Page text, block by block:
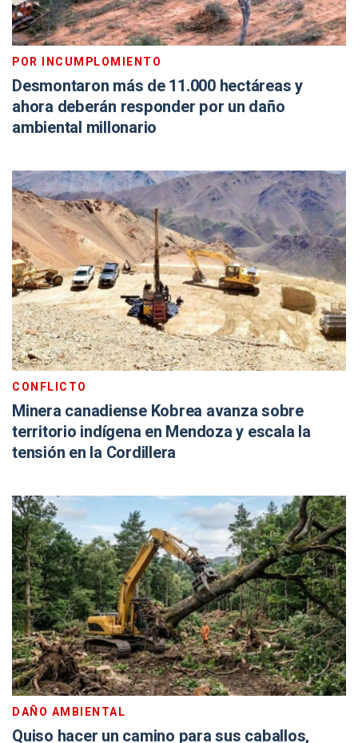
POR INCUMPLOMIENTO
Desmontaron más de 11.000 hectáreas y
ahora deberán responder por un daño
ambiental millonario
CONFLICTO
Minera canadiense Kobrea avanza sobre
territorio indígena en Mendoza y escala la
tensión en la Cordillera
DAÑO AMBIENTAL
Quiso hacer un camino para sus caballos,